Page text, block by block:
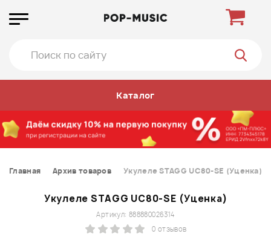
Каталог
Главная Архив товаров Укулеле STAGG UC80-SE (Уценка)
Укулеле STAGG UC80-SE (Уценка)
Артикул: 888880026314
0 отзывов